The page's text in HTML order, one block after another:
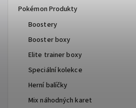
Pokémon Produkty
Boostery
Booster boxy
Elite trainer boxy
Speciální kolekce
Herní balíčky
Mix náhodných karet